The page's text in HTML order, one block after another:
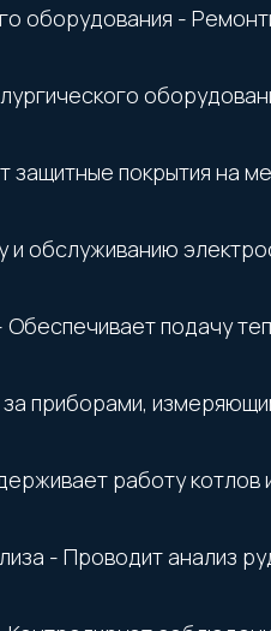
оборудования -
покрытия на
обслуживанию
подачу
приборами,
работу котлов
- Проводит анализ